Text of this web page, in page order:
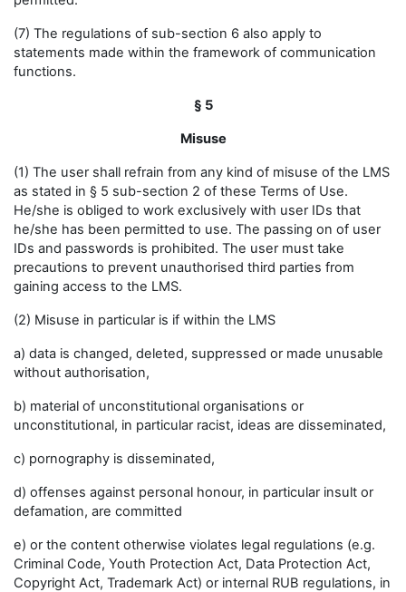
(7) The regulations of sub-section 6 also apply to
statements made within the framework of communication
functions.
§ 5
Misuse
(1) The user shall refrain from any kind of misuse of the LMS
as stated in § 5 sub-section 2 of these Terms of Use.
He/she is obliged to work exclusively with user IDs that
he/she has been permitted to use. The passing on of user
IDs and passwords is prohibited. The user must take
precautions to prevent unauthorised third parties from
gaining access to the LMS.
(2) Misuse in particular is if within the LMS
a) data is changed, deleted, suppressed or made unusable
without authorisation,
b) material of unconstitutional organisations or
unconstitutional, in particular racist, ideas are disseminated,
c) pornography is disseminated,
d) offenses against personal honour, in particular insult or
defamation, are committed
e) or the content otherwise violates legal regulations (e.g.
Criminal Code, Youth Protection Act, Data Protection Act,
Copyright Act, Trademark Act) or internal RUB regulations, in